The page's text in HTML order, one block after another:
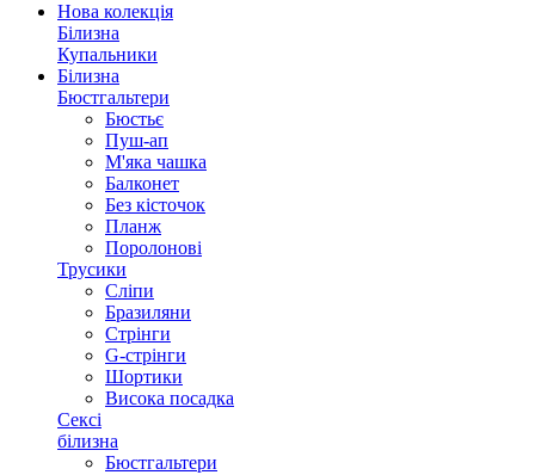
Нова колекція
Білизна
Купальники
Білизна
Бюстгальтери
Бюстьє
Пуш-ап
М'яка чашка
Балконет
Без кісточок
Планж
Поролонові
Трусики
Сліпи
Бразиляни
Стрінги
G-стрінги
Шортики
Висока посадка
Сексі
білизна
Бюстгальтери